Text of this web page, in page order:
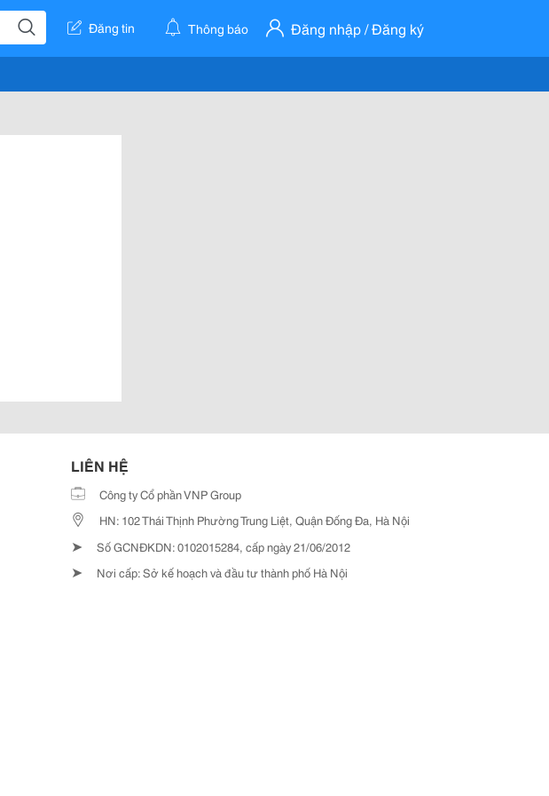
Đăng tin Thông báo Đăng nhập / Đăng ký
LIÊN HỆ
Công ty Cổ phần VNP Group
HN: 102 Thái Thịnh Phường Trung Liệt, Quận Đống Đa, Hà Nội
➤ Số GCNĐKDN: 0102015284, cấp ngày 21/06/2012
➤ Nơi cấp: Sở kế hoạch và đầu tư thành phố Hà Nội